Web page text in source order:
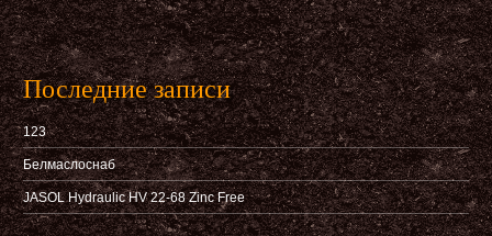
Последние записи
123
Белмаслоснаб
JASOL Hydraulic HV 22-68 Zinc Free